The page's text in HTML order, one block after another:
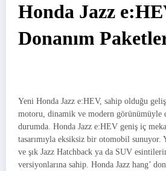
Honda Jazz
Donanım
Yeni Honda Jazz e:HEV, sahip olduğu
motoru, dinamik ve modern görünümüyle
durumda. Honda Jazz e:HEV geniş iç
tasarımıyla eksiksiz bir otomobil sunuyor.
ve şık Jazz Hatchback ya da SUV
versiyonlarına sahip. Honda Jazz hang’